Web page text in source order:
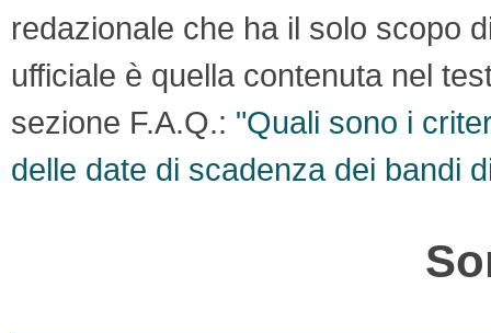
redazionale che ha il solo scopo
ufficiale è quella contenuta nel
sezione F.A.Q.: "Quali sono i
delle date di scadenza dei bandi